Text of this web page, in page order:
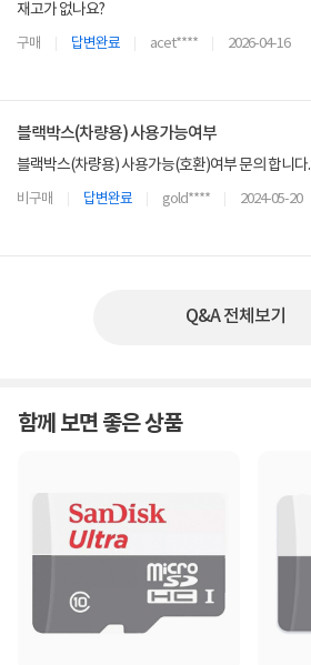
재고가 없나요?
구매 답변완료 acet**** 2026-04-16
블랙박스(차량용) 사용가능여부
블랙박스(차량용) 사용가능(호환)여부 문의 합니다.
비구매 답변완료 gold**** 2024-05-20
Q&A 전체보기
함께 보면 좋은 상품